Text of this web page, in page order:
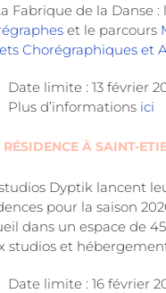
Fabrique de la Danse :
et le parcours
Chorégraphiques et
Date limite : 13 février
Plus d’informations ici
RÉSIDENCE À SAINT-
Dyptik lancent
pour la saison
dans un espace de
studios et
Date limite : 16 février